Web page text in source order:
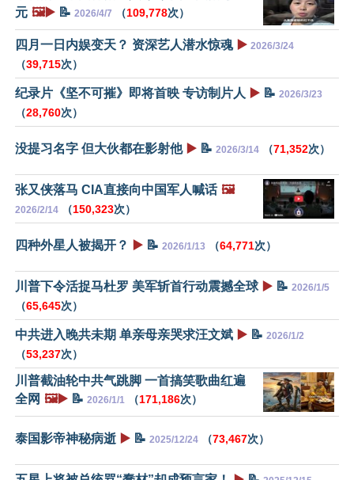
元 🖼️▶️ 📝 2026/4/7 （109,778次）
四月一日内娱变天？ 资深艺人潜水惊魂 ▶️ 2026/3/24
（39,715次）
纪录片《坚不可摧》即将首映 专访制片人 ▶️ 📝 2026/3/23
（28,760次）
没提习名字 但大伙都在影射他 ▶️ 📝 2026/3/14 （71,352次）
张又侠落马 CIA直接向中国军人喊话 🖼️
2026/2/14 （150,323次）
四种外星人被揭开？ ▶️ 📝 2026/1/13 （64,771次）
川普下令活捉马杜罗 美军斩首行动震撼全球 ▶️ 📝 2026/1/5
（65,645次）
中共进入晚共未期 单亲母亲哭求汪文斌 ▶️ 📝 2026/1/2
（53,237次）
川普截油轮中共气跳脚 一首搞笑歌曲红遍
全网 🖼️▶️ 📝 2026/1/1 （171,186次）
泰国影帝神秘病逝 ▶️ 📝 2025/12/24 （73,467次）